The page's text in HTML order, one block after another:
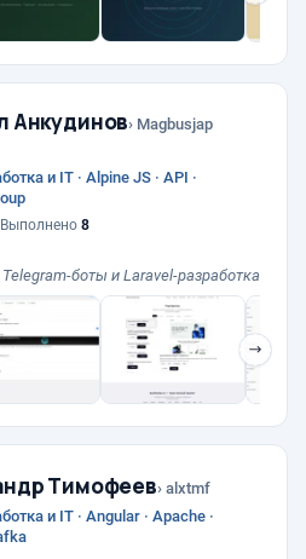
Анкудинов› Magbusjap
и IT · Alpine JS · API ·
Выполнено 8
боты и Laravel-разработка
❯
Тимофеев› alxtmf
и IT · Angular · Apache ·